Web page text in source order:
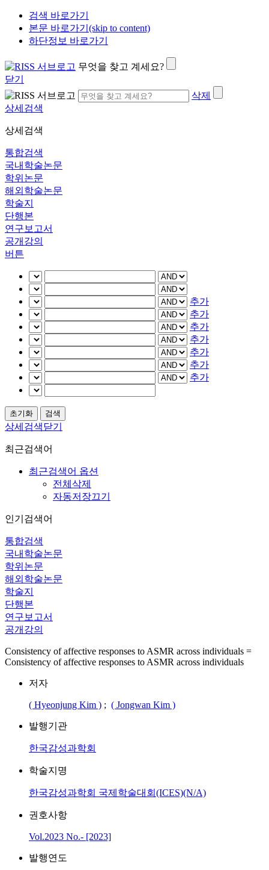
검색 바로가기
본문 바로가기(skip to content)
하단정보 바로가기
무엇을 찾고 계세요?
닫기
삭제
상세검색
상세검색
통합검색
국내학술논문
학위논문
해외학술논문
학술지
단행본
연구보고서
공개강의
버튼
추가
추가
추가
추가
추가
추가
추가
상세검색닫기
최근검색어
최근검색어 옵션
전체삭제
자동저장끄기
인기검색어
통합검색
국내학술논문
학위논문
해외학술논문
학술지
단행본
연구보고서
공개강의
Consistency of affective responses to ASMR across individuals =
Consistency of affective responses to ASMR across individuals
저자
( Hyeonjung Kim ) ; ( Jongwan Kim )
발행기관
한국감성과학회
학술지명
한국감성과학회 국제학술대회(ICES)(N/A)
권호사항
Vol.2023 No.- [2023]
발행연도